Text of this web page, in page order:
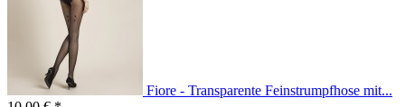
Fiore - Transparente Feinstrumpfhose mit...